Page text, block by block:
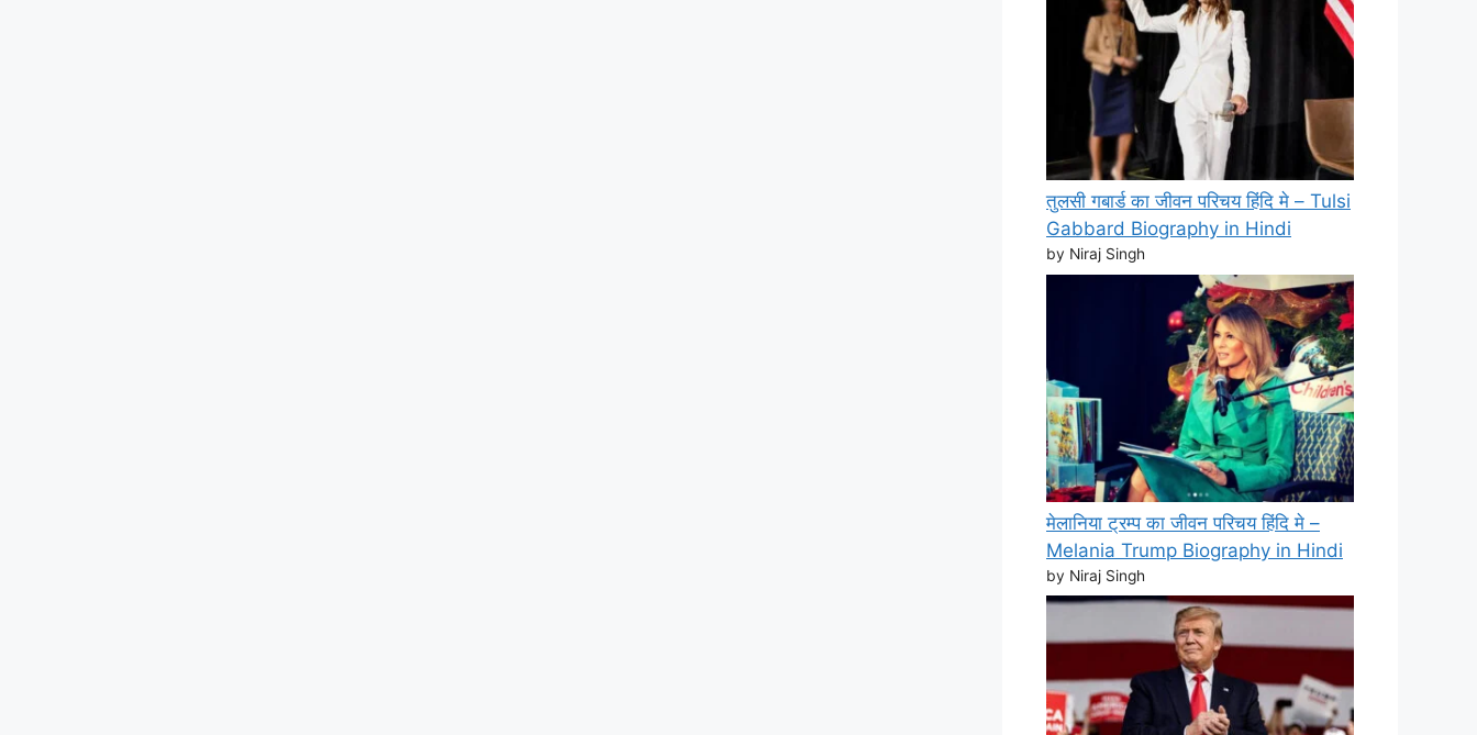
तुलसी गबार्ड का जीवन परिचय हिंदि मे – Tulsi
Gabbard Biography in Hindi
by Niraj Singh
मेलानिया ट्रम्प का जीवन परिचय हिंदि मे –
Melania Trump Biography in Hindi
by Niraj Singh